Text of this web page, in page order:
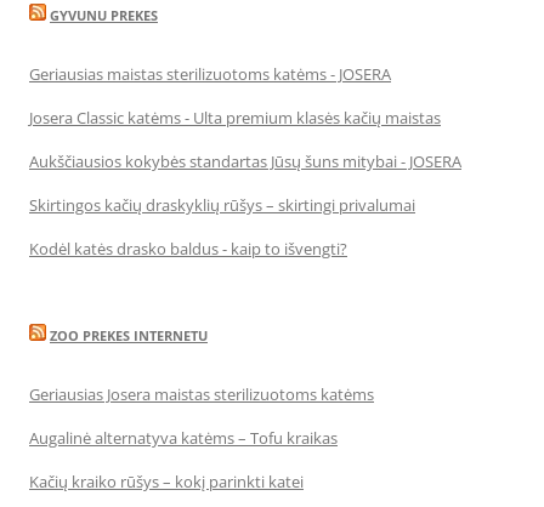
GYVUNU PREKES
Geriausias maistas sterilizuotoms katėms - JOSERA
Josera Classic katėms - Ulta premium klasės kačių maistas
Aukščiausios kokybės standartas Jūsų šuns mitybai - JOSERA
Skirtingos kačių draskyklių rūšys – skirtingi privalumai
Kodėl katės drasko baldus - kaip to išvengti?
ZOO PREKES INTERNETU
Geriausias Josera maistas sterilizuotoms katėms
Augalinė alternatyva katėms – Tofu kraikas
Kačių kraiko rūšys – kokį parinkti katei